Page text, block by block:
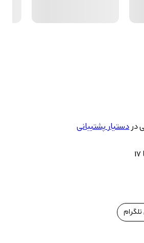
دردستیار پشتیبانی
تلگرام